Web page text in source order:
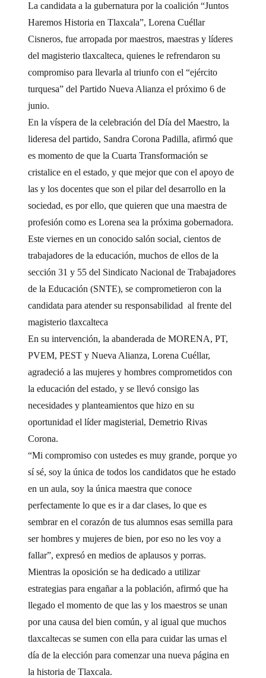
La candidata a la gubernatura por la coalición “Juntos
Haremos Historia en Tlaxcala”, Lorena Cuéllar
Cisneros, fue arropada por maestros, maestras y líderes
del magisterio tlaxcalteca, quienes le refrendaron su
compromiso para llevarla al triunfo con el “ejército
turquesa” del Partido Nueva Alianza el próximo 6 de
junio.
En la víspera de la celebración del Día del Maestro, la
lideresa del partido, Sandra Corona Padilla, afirmó que
es momento de que la Cuarta Transformación se
cristalice en el estado, y que mejor que con el apoyo de
las y los docentes que son el pilar del desarrollo en la
sociedad, es por ello, que quieren que una maestra de
profesión como es Lorena sea la próxima gobernadora.
Este viernes en un conocido salón social, cientos de
trabajadores de la educación, muchos de ellos de la
sección 31 y 55 del Sindicato Nacional de Trabajadores
de la Educación (SNTE), se comprometieron con la
candidata para atender su responsabilidad al frente del
magisterio tlaxcalteca
En su intervención, la abanderada de MORENA, PT,
PVEM, PEST y Nueva Alianza, Lorena Cuéllar,
agradeció a las mujeres y hombres comprometidos con
la educación del estado, y se llevó consigo las
necesidades y planteamientos que hizo en su
oportunidad el líder magisterial, Demetrio Rivas
Corona.
“Mi compromiso con ustedes es muy grande, porque yo
sí sé, soy la única de todos los candidatos que he estado
en un aula, soy la única maestra que conoce
perfectamente lo que es ir a dar clases, lo que es
sembrar en el corazón de tus alumnos esas semilla para
ser hombres y mujeres de bien, por eso no les voy a
fallar”, expresó en medios de aplausos y porras.
Mientras la oposición se ha dedicado a utilizar
estrategias para engañar a la población, afirmó que ha
llegado el momento de que las y los maestros se unan
por una causa del bien común, y al igual que muchos
tlaxcaltecas se sumen con ella para cuidar las urnas el
día de la elección para comenzar una nueva página en
la historia de Tlaxcala.